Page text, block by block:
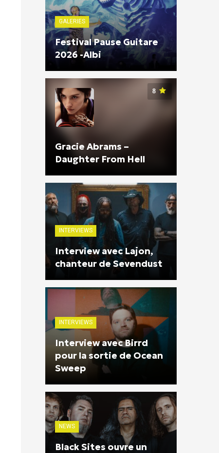
GALERIES
Festival Pause Guitare
2026 -Albi
8
Gracie Abrams –
Daughter From Hell
INTERVIEWS
Interview avec Lajon,
chanteur de Sevendust
INTERVIEWS
Interview avec Birrd
pour la sortie de Ocean
Sweep
NEWS
Black Sites ouvre un